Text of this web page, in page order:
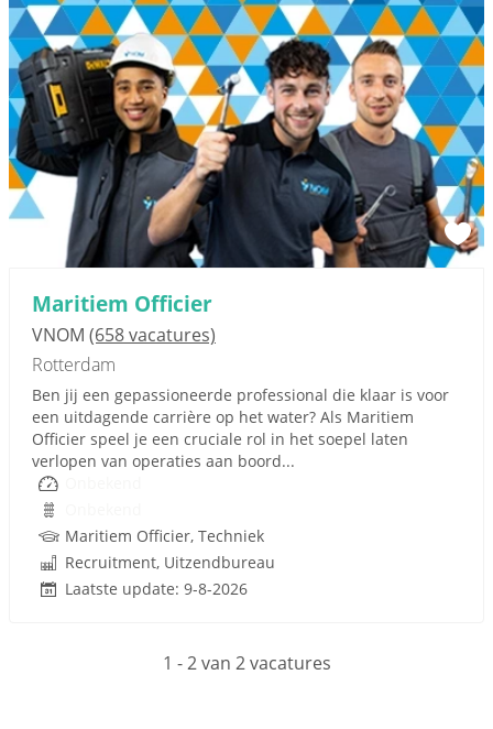
Maritiem Officier
VNOM (658 vacatures)
Rotterdam
Ben jij een gepassioneerde professional die klaar is voor
een uitdagende carrière op het water? Als Maritiem
Officier speel je een cruciale rol in het soepel laten
verlopen van operaties aan boord...
Maritiem Officier, Techniek
Recruitment, Uitzendbureau
Laatste update: 9-8-2026
1 - 2 van 2 vacatures